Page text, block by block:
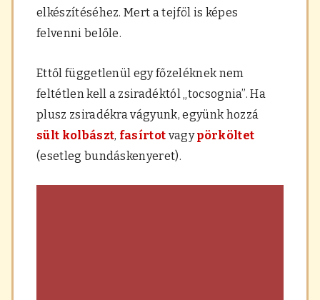
elkészítéséhez. Mert a tejföl is képes
felvenni belőle.
Ettől függetlenül egy főzeléknek nem
feltétlen kell a zsiradéktól „tocsognia”. Ha
plusz zsiradékra vágyunk, együnk hozzá
sült kolbászt, fasírtot vagypörköltet
(esetleg bundáskenyeret).